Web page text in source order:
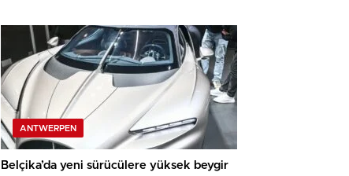
ANTWERPEN
Belçika’da yeni sürücülere yüksek beygir